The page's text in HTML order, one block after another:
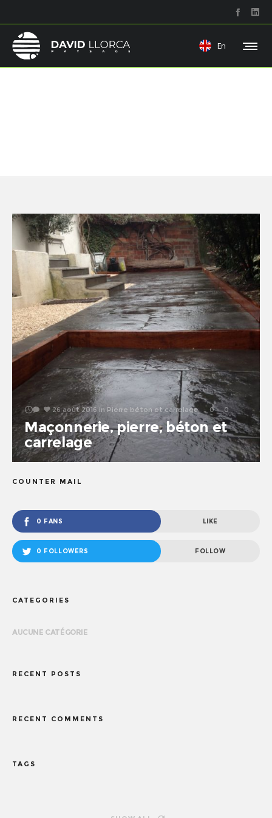
En
26 août 2016 in Pierre béton et carrelage 0 0
Maçonnerie, pierre, béton et
carrelage
COUNTER MAIL
0 FANS LIKE
0 FOLLOWERS FOLLOW
CATEGORIES
AUCUNE CATÉGORIE
RECENT POSTS
RECENT COMMENTS
TAGS